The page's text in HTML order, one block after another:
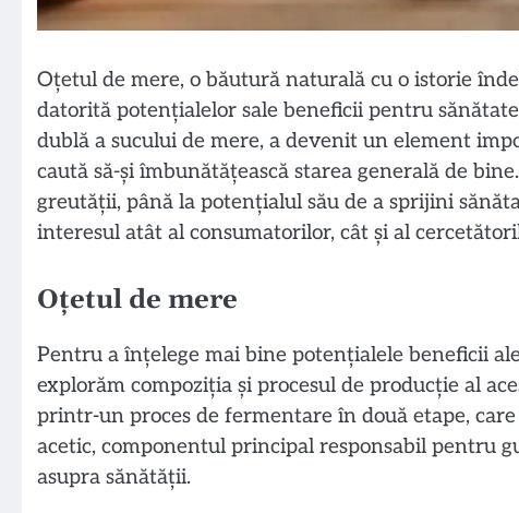
Oțetul de mere, o băutură naturală cu o istorie
datorită potențialelor sale beneficii pentru
dublă a sucului de mere, a devenit un element
caută să-și îmbunătățească starea generală de
greutății, până la potențialul său de a sprijini
interesul atât al consumatorilor, cât și al
Oțetul de mere
Pentru a înțelege mai bine potențialele beneficii
explorăm compoziția și procesul de producție al
printr-un proces de fermentare în două etape,
acetic, componentul principal responsabil pentru
asupra sănătății.